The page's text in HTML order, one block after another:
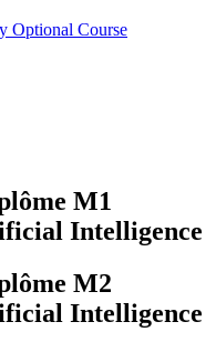
Optional Course
M1
Intelligence
M2
Intelligence